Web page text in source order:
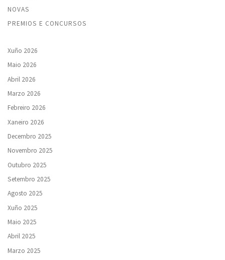
NOVAS
PREMIOS E CONCURSOS
Xuño 2026
Maio 2026
Abril 2026
Marzo 2026
Febreiro 2026
Xaneiro 2026
Decembro 2025
Novembro 2025
Outubro 2025
Setembro 2025
Agosto 2025
Xuño 2025
Maio 2025
Abril 2025
Marzo 2025